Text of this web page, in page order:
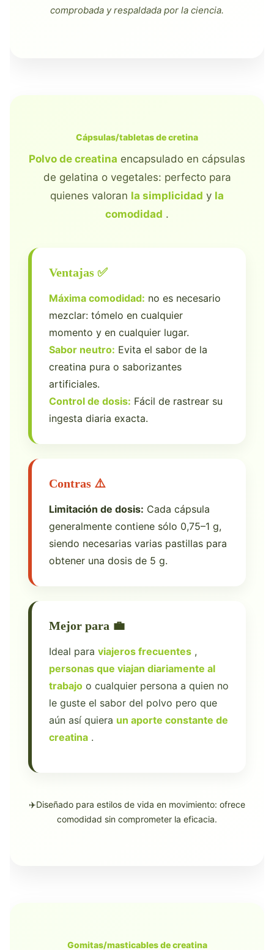
comprobada y respaldada por la ciencia.
Cápsulas/tabletas de cretina
Polvo de creatina encapsulado en cápsulas
de gelatina o vegetales: perfecto para
quienes valoran la simplicidad y la
comodidad .
Ventajas ✅
Máxima comodidad: no es necesario
mezclar: tómelo en cualquier
momento y en cualquier lugar.
Sabor neutro: Evita el sabor de la
creatina pura o saborizantes
artificiales.
Control de dosis: Fácil de rastrear su
ingesta diaria exacta.
Contras ⚠️
Limitación de dosis: Cada cápsula
generalmente contiene sólo 0,75–1 g,
siendo necesarias varias pastillas para
obtener una dosis de 5 g.
Mejor para 💼
Ideal para viajeros frecuentes ,
personas que viajan diariamente al
trabajo o cualquier persona a quien no
le guste el sabor del polvo pero que
aún así quiera un aporte constante de
creatina .
✈️Diseñado para estilos de vida en movimiento: ofrece
comodidad sin comprometer la eficacia.
Gomitas/masticables de creatina